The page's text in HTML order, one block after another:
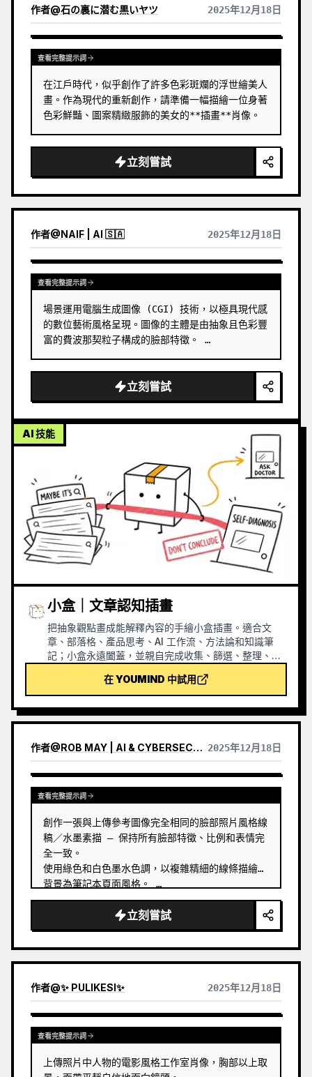
作者@石の裏に潜む黒いヤツ 2025年12月18日
查看完整提示詞
在江戶時代，似乎創作了許多色彩斑斕的浮世繪美人
畫。作為現代的重新創作，請準備一幅描繪一位身著
色彩鮮豔、圖案精緻服飾的美女的**插畫**肖像。
立刻嘗試
作者@NAIF | AI 🇸🇦 2025年12月18日
查看完整提示詞
場景運用電腦生成圖像 (CGI) 技術，以極具現代感
的數位藝術風格呈現。圖像的主體是由抽象且色彩豐
富的費波那契粒子構成的臉部特徵。 …
立刻嘗試
AI 技能
小盒｜文章認知插畫
把抽象觀點畫成能解釋內容的手繪小盒插畫。適合文
章、部落格、產品思考、AI 工作流、方法論和知識筆
記；小盒永遠闔蓋，並親自完成收集、篩選、整理、修
在 YOUMIND 中試用
作者@ROB MAY | AI & CYBERSECURITY LEADER 2025年12月18日
查看完整提示詞
創作一張與上傳參考圖像完全相同的臉部照片風格線
稿／水墨素描 — 保持所有臉部特徵、比例和表情完
全一致。
使用綠色和白色墨水色調，以複雜精細的線條描繪，
背景為筆記本頁面風格。 …
立刻嘗試
作者@✨ PULIKESI✨ 2025年12月18日
查看完整提示詞
上傳照片中人物的電影風格工作室肖像，胸部以上取